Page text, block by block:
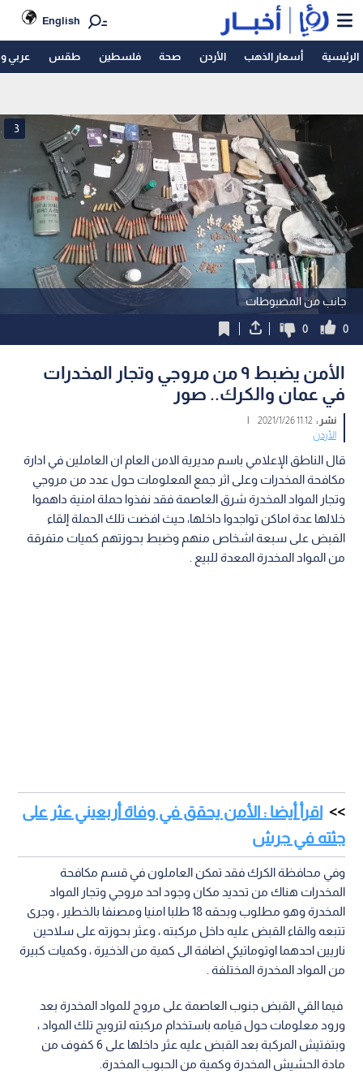
English
الرئيسية أسعار الذهب الأردن صحة فلسطين طقس عربي
جانب من المضبوطات
3
0
0
الأمن يضبط ٩ من مروجي وتجار المخدرات
في عمان والكرك.. صور
نشر :11:12 2021/1/26
|
الأردن
قال الناطق الإعلامي باسم مديرية الامن العام ان العاملين في ادارة
مكافحة المخدرات وعلى اثر جمع المعلومات حول عدد من مروجي
وتجار المواد المخدرة شرق العاصمة فقد نفذوا حملة امنية داهموا
خلالها عدة اماكن تواجدوا داخلها، حيث افضت تلك الحملة إلقاء
القبض على سبعة اشخاص منهم وضبط بحوزتهم كميات متفرقة
من المواد المخدرة المعدة للبيع .
اقرأ أيضا : الأمن يحقق في وفاة أربعيني عثر على
جثته في جرش
وفي محافظة الكرك فقد تمكن العاملون في قسم مكافحة
المخدرات هناك من تحديد مكان وجود احد مروجي وتجار المواد
المخدرة وهو مطلوب وبحقه 18 طلبا امنيا ومصنفا بالخطير ، وجرى
تتبعه والقاء القبض عليه داخل مركبته ، وعثر بحوزته على سلاحين
ناريين احدهما اوتوماتيكي اضافة الى كمية من الذخيرة ، وكميات كبيرة
من المواد المخدرة المختلفة .
فيما القي القبض جنوب العاصمة على مروج للمواد المخدرة بعد
ورود معلومات حول قيامه باستخدام مركبته لترويج تلك المواد ،
وبتفتيش المركبة بعد القبض عليه عثر داخلها على 6 كفوف من
مادة الحشيش المخدرة وكمية من الحبوب المخدرة.